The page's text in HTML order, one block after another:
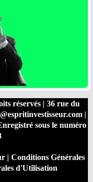
réservés | 36 rue du
|
sous le numéro
| Conditions Générales
d'Utilisation